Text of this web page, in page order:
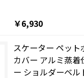
￥6,930
スケーター ペット
カバー アルミ蒸着
ー ショルダーベ